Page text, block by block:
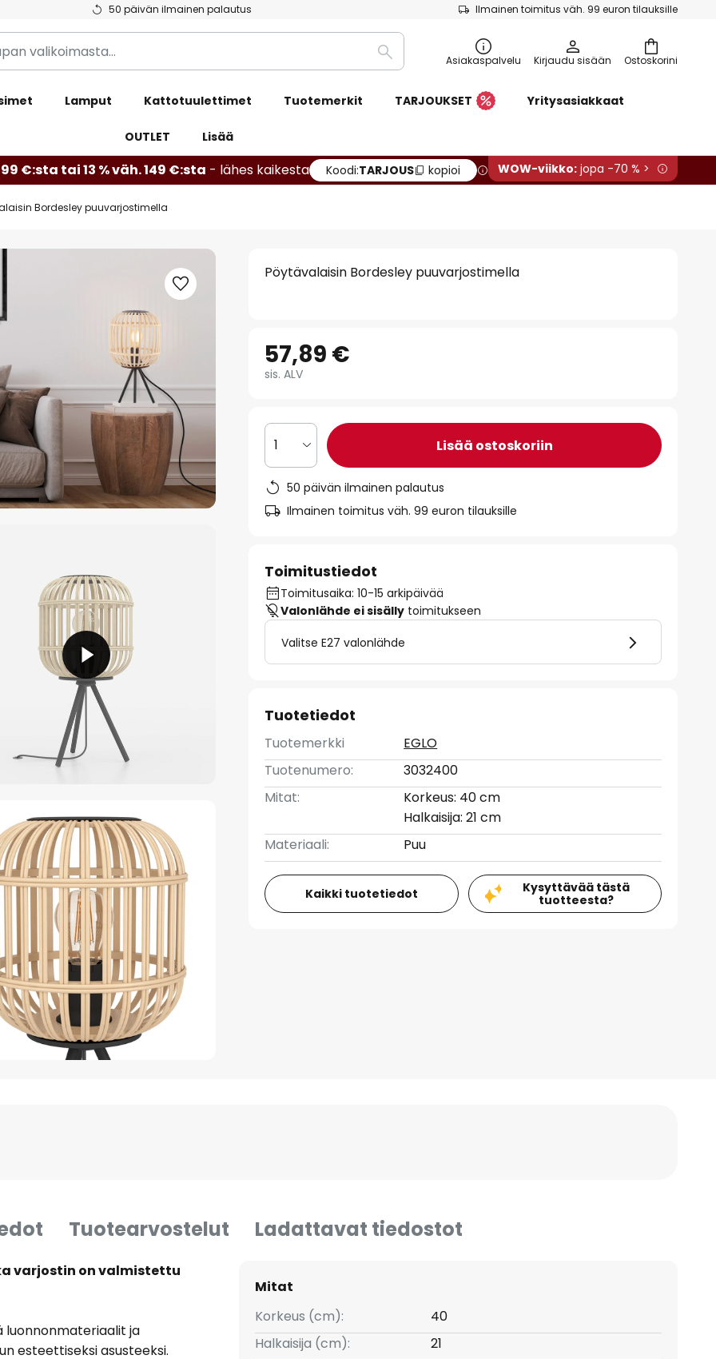
50 päivän ilmainen palautus Ilmainen toimitus väh. 99 euron tilauksille
Ostoskorini
Etsi Asiakaspalvelu Kirjaudu sisään
Lamput Kattotuulettimet Tuotemerkit TARJOUKSET Yritysasiakkaat
OUTLET Lisää
€:sta tai 13 % väh. 149 €:sta - lähes kaikesta Koodi:TARJOUS kopioi WOW-viikko: jopa -70 % >
Bordesley puuvarjostimella
Pöytävalaisin Bordesley puuvarjostimella
57,89 €
sis. ALV
1 Lisää ostoskoriin
50 päivän ilmainen palautus
Ilmainen toimitus väh. 99 euron tilauksille
Toimitustiedot
Toimitusaika: 10-15 arkipäivää
Valonlähde ei sisälly toimitukseen
Valitse E27 valonlähde
Tuotetiedot
Tuotemerkki
EGLO
Tuotenumero:
3032400
Mitat:
Korkeus: 40 cm
Halkaisija: 21 cm
Materiaali:
Puu
Kaikki tuotetiedot
Kysyttävää tästä
tuotteesta?
Tuotearvostelut Ladattavat tiedostot
varjostin on valmistettu
luonnonmateriaalit ja
esteettiseksi asusteeksi.
Mitat
Korkeus (cm):
40
Halkaisija (cm):
21